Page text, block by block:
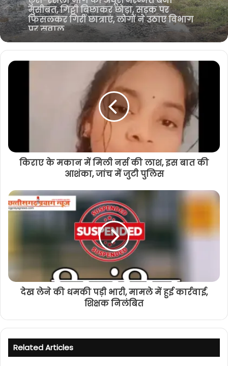
मोबाइल पर मिला सुसाइड नोट, तीन युवकों को
मौत का जिम्मेदार ठहराया
किराए के मकान में मिली नर्स की लाश, इस बात की
आशंका, जांच में जुटी पुलिस
देख लेने की धमकी पड़ी भारी, मामले में हुई कार्रवाई,
शिक्षक निलंबित
Related Articles